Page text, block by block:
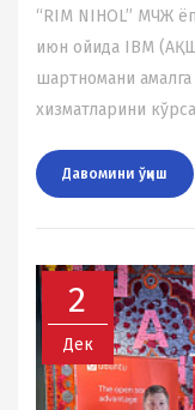
“RIM NIHOL” МЧЖ
июн ойида IBM
шартномани
хизматларини
Давомини ўқиш
2
Дек